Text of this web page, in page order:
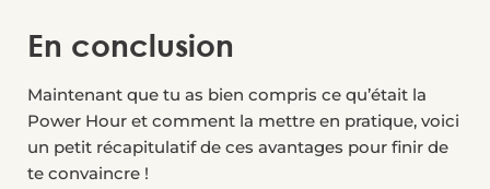
En conclusion
Maintenant que tu as bien compris ce qu’était la
Power Hour et comment la mettre en pratique, voici
un petit récapitulatif de ces avantages pour finir de
te convaincre !